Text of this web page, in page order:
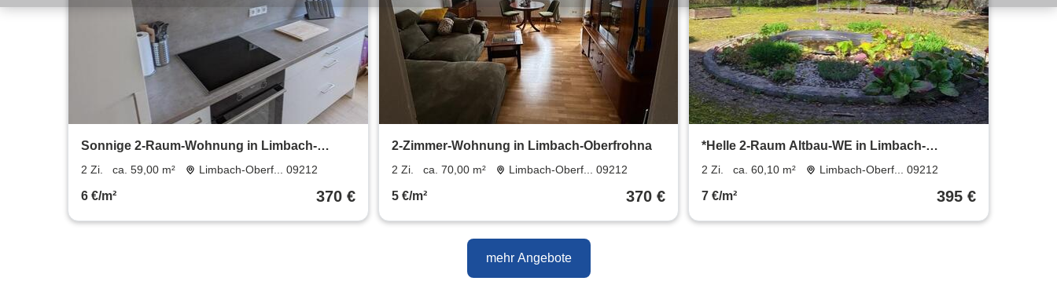
Sonnige 2-Raum-Wohnung in Limbach-
Oberfrohna mit hochwertiger Einbauküche
2 Zi. ca. 59,00 m² Limbach-Oberf... 09212
6 €/m² 370 €
2-Zimmer-Wohnung in Limbach-Oberfrohna
2 Zi. ca. 70,00 m² Limbach-Oberf... 09212
5 €/m² 370 €
*Helle 2-Raum Altbau-WE in Limbach-
Oberfrohna
2 Zi. ca. 60,10 m² Limbach-Oberf... 09212
7 €/m² 395 €
mehr Angebote